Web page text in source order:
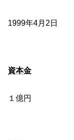
1999年4月2日
資本金
１億円